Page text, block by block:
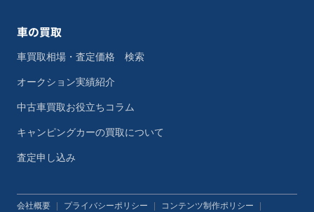
車の買取
車買取相場・査定価格 検索
オークション実績紹介
中古車買取お役立ちコラム
キャンピングカーの買取について
査定申し込み
会社概要 プライバシーポリシー コンテンツ制作ポリシー